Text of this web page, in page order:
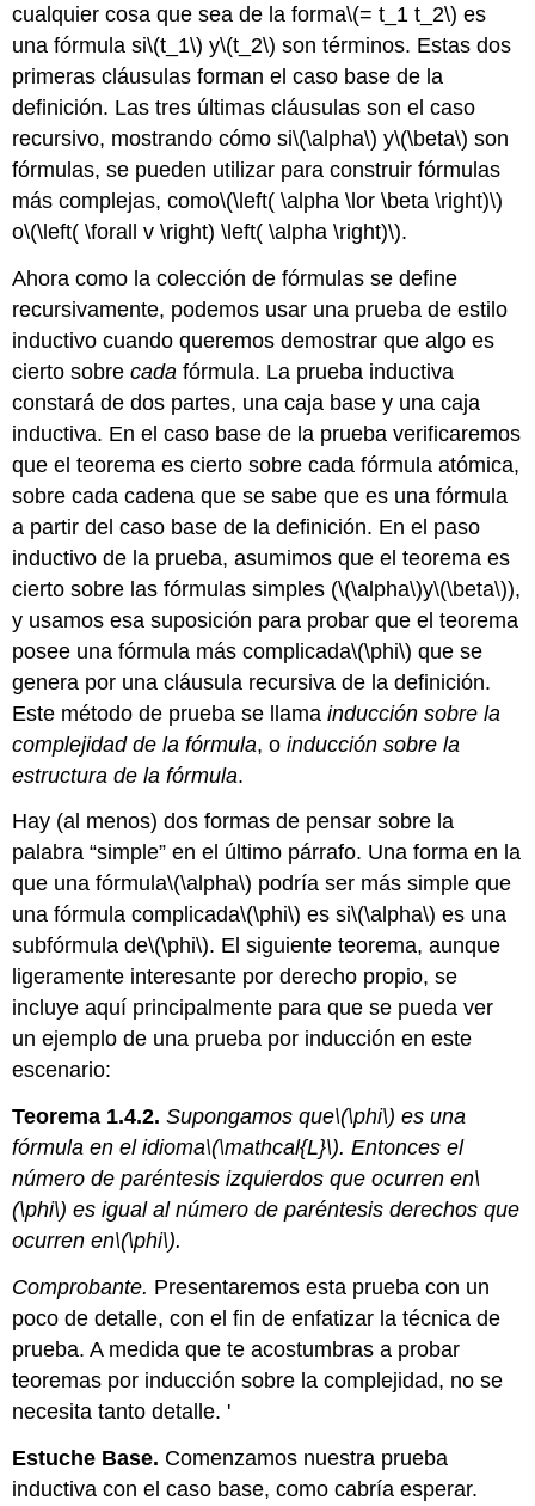
cualquier cosa que sea de la forma\(= t_1 t_2\) es
una fórmula si\(t_1\) y\(t_2\) son términos. Estas dos
primeras cláusulas forman el caso base de la
definición. Las tres últimas cláusulas son el caso
recursivo, mostrando cómo si\(\alpha\) y\(\beta\) son
fórmulas, se pueden utilizar para construir fórmulas
más complejas, como\(\left( \alpha \lor \beta \right)\)
o\(\left( \forall v \right) \left( \alpha \right)\).
Ahora como la colección de fórmulas se define
recursivamente, podemos usar una prueba de estilo
inductivo cuando queremos demostrar que algo es
cierto sobrecada fórmula. La prueba inductiva
constará de dos partes, una caja base y una caja
inductiva. En el caso base de la prueba verificaremos
que el teorema es cierto sobre cada fórmula atómica,
sobre cada cadena que se sabe que es una fórmula
a partir del caso base de la definición. En el paso
inductivo de la prueba, asumimos que el teorema es
cierto sobre las fórmulas simples (\(\alpha\)y\(\beta\)),
y usamos esa suposición para probar que el teorema
posee una fórmula más complicada\(\phi\) que se
genera por una cláusula recursiva de la definición.
Este método de prueba se llamainducción sobre la
complejidad de la fórmula, oinducción sobre la
estructura de la fórmula.
Hay (al menos) dos formas de pensar sobre la
palabra “simple” en el último párrafo. Una forma en la
que una fórmula\(\alpha\) podría ser más simple que
una fórmula complicada\(\phi\) es si\(\alpha\) es una
subfórmula de\(\phi\). El siguiente teorema, aunque
ligeramente interesante por derecho propio, se
incluye aquí principalmente para que se pueda ver
un ejemplo de una prueba por inducción en este
escenario:
Teorema 1.4.2.Supongamos que\(\phi\) es una
fórmula en el idioma\(\mathcal{L}\). Entonces el
número de paréntesis izquierdos que ocurren en\
(\phi\) es igual al número de paréntesis derechos que
ocurren en\(\phi\).
Comprobante. Presentaremos esta prueba con un
poco de detalle, con el fin de enfatizar la técnica de
prueba. A medida que te acostumbras a probar
teoremas por inducción sobre la complejidad, no se
necesita tanto detalle. '
Estuche Base. Comenzamos nuestra prueba
inductiva con el caso base, como cabría esperar.